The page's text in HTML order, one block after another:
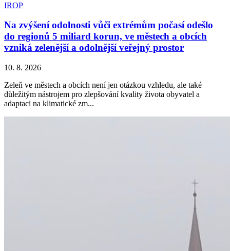
IROP
Na zvýšení odolnosti vůči extrémům počasí odešlo
do regionů 5 miliard korun, ve městech a obcích
vzniká zelenější a odolnější veřejný prostor
10. 8. 2026
Zeleň ve městech a obcích není jen otázkou vzhledu, ale také
důležitým nástrojem pro zlepšování kvality života obyvatel a
adaptaci na klimatické zm...